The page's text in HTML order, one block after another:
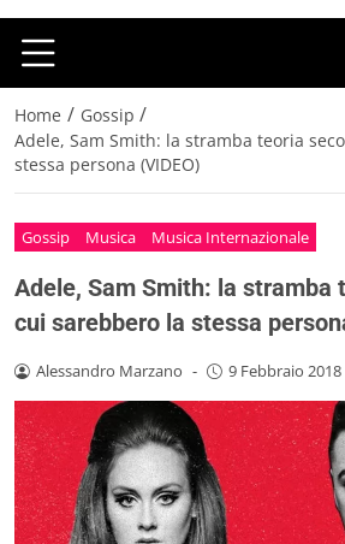
Home / Gossip /
Adele, Sam Smith: la stramba teoria
stessa persona (VIDEO)
Gossip Musica Musica Internazionale
Adele, Sam Smith: la stramba
cui sarebbero la stessa
Alessandro Marzano - 9 Febbraio 2018